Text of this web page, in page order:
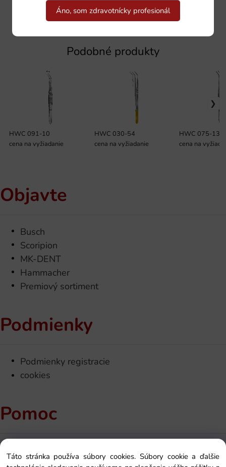
Áno, som zdravotnícky profesionál
Podobné produkty
HWC 091-10
cena na vyžiadanie
HWC 030-54
cena na vyžiadanie
HWC 075-13
cena na
Objavte
Busch
Scoripion
MK-DENT
Hammacher
Premiový sortiment
Podmienky
Podmienky registracie
cookies
Pomoc
Kontakt
Ako si objednať
Táto stránka používa súbory cookies. Súbory cookie a ďalšie